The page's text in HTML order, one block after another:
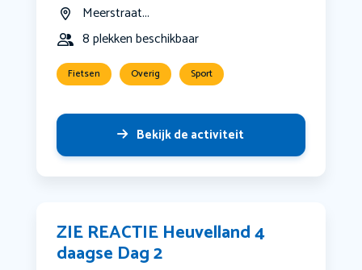
Meerstraat...
8 plekken beschikbaar
Fietsen Overig Sport
Bekijk de activiteit
ZIE REACTIE Heuvelland 4
daagse Dag 2